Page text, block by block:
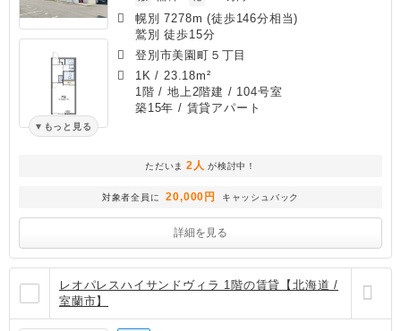
もっと見る
幌別 7278m (徒歩146分相当)
鷲別 徒歩15分
登別市美園町５丁目
1K / 23.18m²
1階 / 地上2階建 / 104号室
築15年 / 賃貸アパート
ただいま 2人 が検討中！
対象者全員に 20,000円 キャッシュバック
詳細を見る
レオパレスハイサンドヴィラ 1階の賃貸【北海道 /
室蘭市】